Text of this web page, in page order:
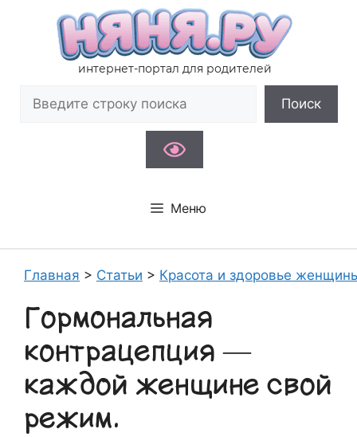
содержимому
интернет-портал для родителей
Поиск
Меню
Главная > Статьи > Красота и здоровье
Гормональная
контрацепция —
каждой женщине свой
режим.